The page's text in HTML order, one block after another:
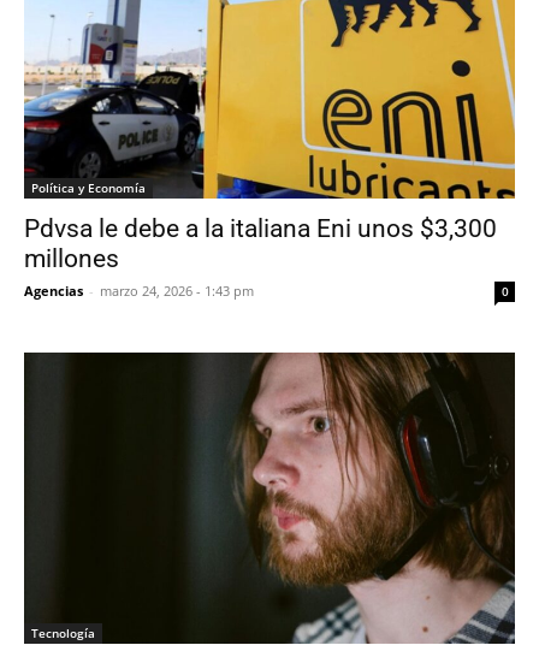
Política y Economía
Pdvsa le debe a la italiana Eni unos $3,300
millones
Agencias - marzo 24, 2026 - 1:43 pm 0
Tecnología